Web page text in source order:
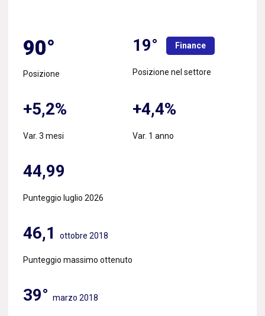
90°
Posizione
19° Finance
Posizione nel settore
+5,2%
Var. 3 mesi
+4,4%
Var. 1 anno
44,99
Punteggio luglio 2026
46,1 ottobre 2018
Punteggio massimo ottenuto
39° marzo 2018